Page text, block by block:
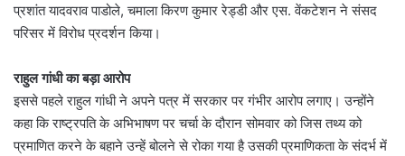
प्रशांत यादवराव पाडोले, चमाला किरण कुमार रेड्डी और एस. वेंकटेशन ने संसद
परिसर में विरोध प्रदर्शन किया।
राहुल गांधी का बड़ा आरोप
इससे पहले राहुल गांधी ने अपने पत्र में सरकार पर गंभीर आरोप लगाए। उन्होंने
कहा कि राष्ट्रपति के अभिभाषण पर चर्चा के दौरान सोमवार को जिस तथ्य को
प्रमाणित करने के बहाने उन्हें बोलने से रोका गया है उसकी प्रमाणिकता के संदर्भ में